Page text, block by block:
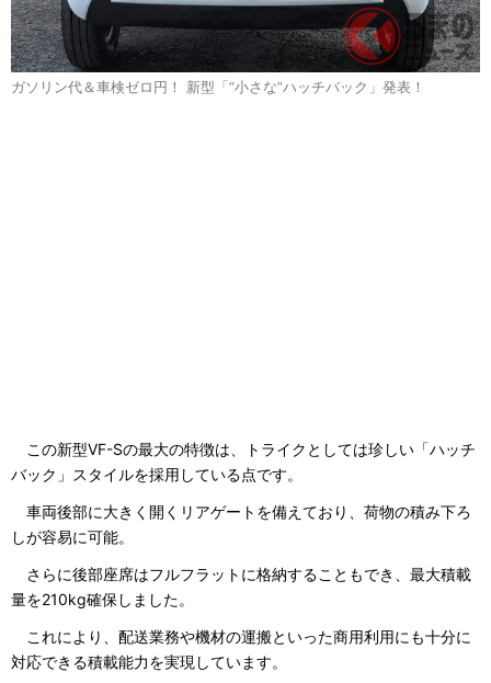
ガソリン代＆車検ゼロ円！ 新型「“小さな”ハッチバック」発表！
この新型VF-Sの最大の特徴は、トライクとしては珍しい「ハッチ
バック」スタイルを採用している点です。
車両後部に大きく開くリアゲートを備えており、荷物の積み下ろ
しが容易に可能。
さらに後部座席はフルフラットに格納することもでき、最大積載
量を210kg確保しました。
これにより、配送業務や機材の運搬といった商用利用にも十分に
対応できる積載能力を実現しています。